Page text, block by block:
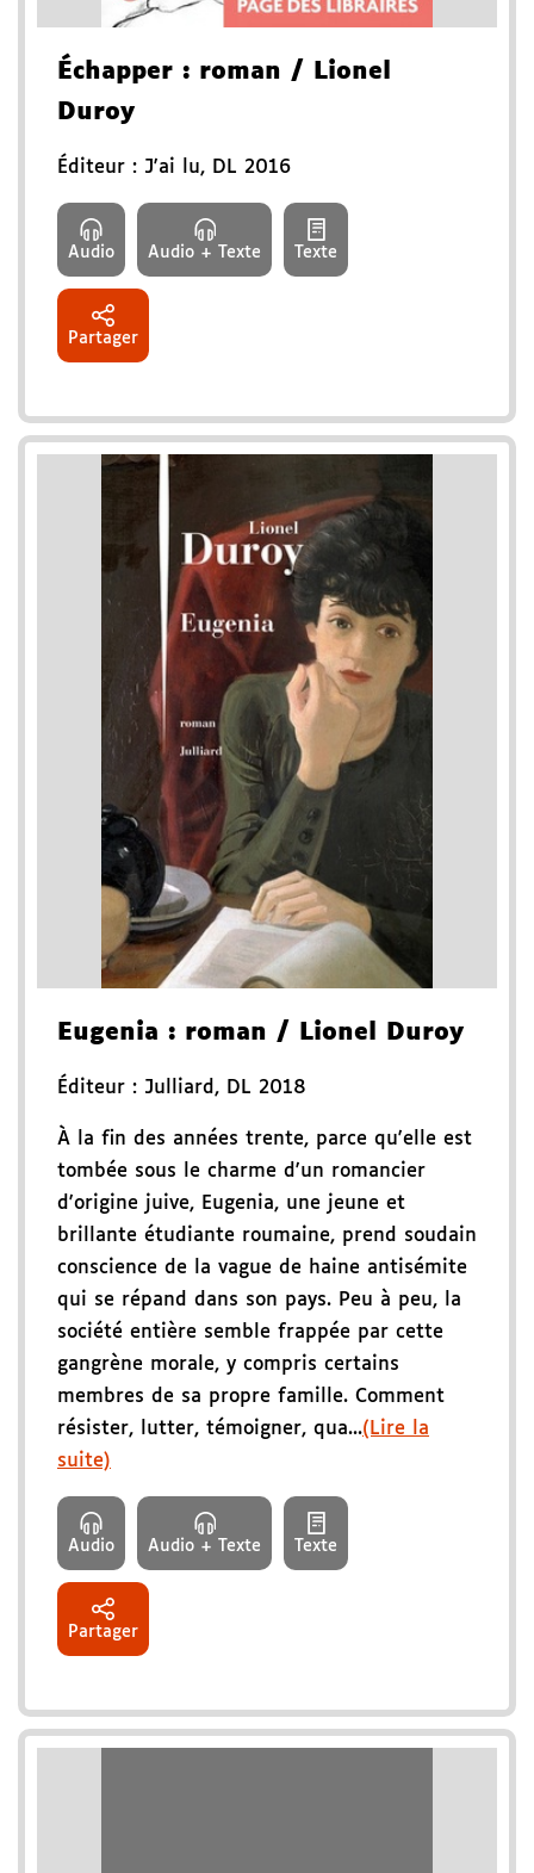
Échapper : roman / Lionel
Duroy
Éditeur : J'ai lu, DL 2016
Audio Audio + Texte Texte
Partager
Eugenia : roman / Lionel Duroy
Éditeur : Julliard , DL 2018
À la fin des années trente, parce qu'elle est
tombée sous le charme d'un romancier
d'origine juive, Eugenia, une jeune et
brillante étudiante roumaine, prend soudain
conscience de la vague de haine antisémite
qui se répand dans son pays. Peu à peu, la
société entière semble frappée par cette
gangrène morale, y compris certains
membres de sa propre famille. Comment
résister, lutter, témoigner, qua...(Lire la
suite)
Audio Audio + Texte Texte
Partager